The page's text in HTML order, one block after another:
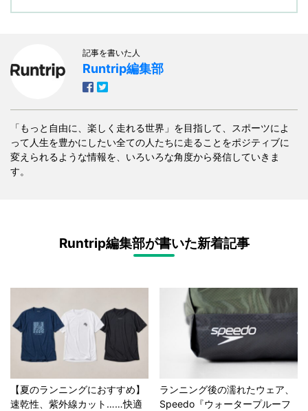
記事を書いた人
Runtrip編集部
「もっと自由に、楽しく走れる世界」を目指して、スポーツによ
って人生を豊かにしたい全ての人たちに走ることをポジティブに
変えられるような情報を、いろいろな角度から発信していきま
す。
Runtrip編集部が書いた新着記事
【夏のランニングにおすすめ】
速乾性、紫外線カット……快適
ランニング後の濡れたウェア、
Speedo『ウォータープルーフ